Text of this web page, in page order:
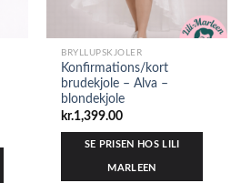
BRYLLUPSKJOLER
Konfirmations/kort
brudekjole – Alva –
blondekjole
kr.1,399.00
SE PRISEN HOS LILI
MARLEEN